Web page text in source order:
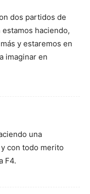
dos partidos de
haciendo,
y estaremos en
imaginar en
una
con todo merito
F4.